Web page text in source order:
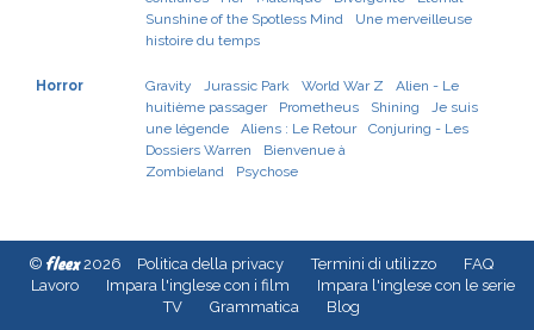
Sunshine of the Spotless Mind
Une merveilleuse
histoire du temps
Horror Gravity Jurassic Park World War Z
Alien - Le
huitième passager
Prometheus Shining
Je suis
une légende
Aliens : Le Retour
Conjuring - Les
Dossiers Warren
Bienvenue à
Zombieland
Psychose
© fleex2026 Politica della privacy Termini di utilizzo
FAQ
Lavoro
Impara l'inglese con i film
Impara l'inglese con le serie
TV
Grammatica Blog